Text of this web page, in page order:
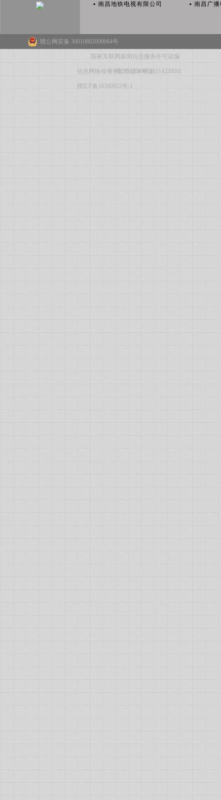
▪ 南昌地铁电视有限公司 ▪ 南昌广
赣公网安备 36010802000064号
国家互联网新闻信息服务许可证编
号:36120190016
信息网络传播视听节目许可证:114320001
赣ICP备10200922号-1